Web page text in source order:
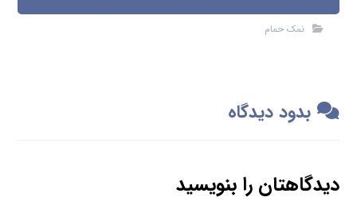
نمک حمام
بدود دیدگاه
دیدگاهتان را بنویسید